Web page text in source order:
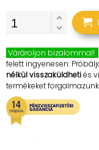
Várároljon bizalommal!
felett ingyenesen.
nélkül visszaküldhetiés
termékeket